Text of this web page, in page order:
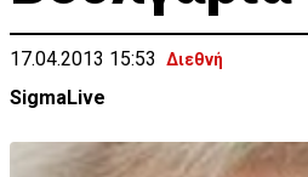
17.04.2013 15:53 Διεθνή
SigmaLive